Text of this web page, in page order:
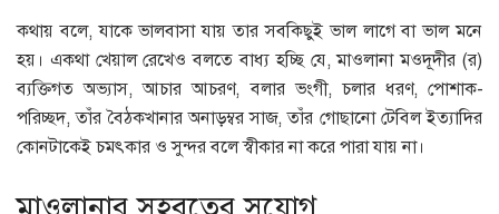
কথায় বলে, যাকে ভালবাসা যায় তার সবকিছুই ভাল লাগে বা ভাল মনে
হয়। একথা খেয়াল রেখেও বলতে বাধ্য হচ্ছি যে, মাওলানা মওদূদীর (র)
ব্যক্তিগত অভ্যাস, আচার আচরণ, বলার ভংগী, চলার ধরণ, পোশাক-
পরিচ্ছদ, তাঁর বৈঠকখানার অনাড়ম্বর সাজ, তাঁর গোছানো টেবিল ইত্যাদির
কোনটাকেই চমৎকার ও সুন্দর বলে স্বীকার না করে পারা যায় না।